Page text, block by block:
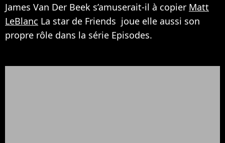
James Van Der Beek s’amuserait-il à copier Matt
LeBlanc La star de Friends joue elle aussi son
propre rôle dans la série Episodes.